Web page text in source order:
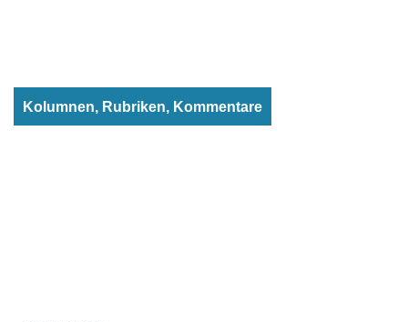
Kolumnen, Rubriken, Kommentare